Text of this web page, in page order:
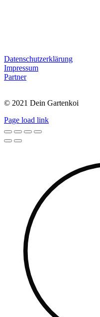
Datenschutzerklärung
Impressum
Partner
© 2021 Dein Gartenkoi
Page load link